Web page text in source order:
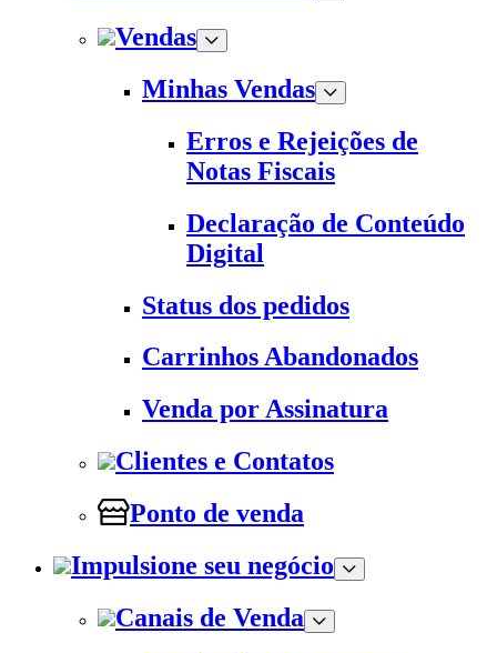
Vendas
Minhas Vendas
Erros e Rejeições de
Notas Fiscais
Declaração de Conteúdo
Digital
Status dos pedidos
Carrinhos Abandonados
Venda por Assinatura
Clientes e Contatos
Ponto de venda
Impulsione seu negócio
Canais de Venda